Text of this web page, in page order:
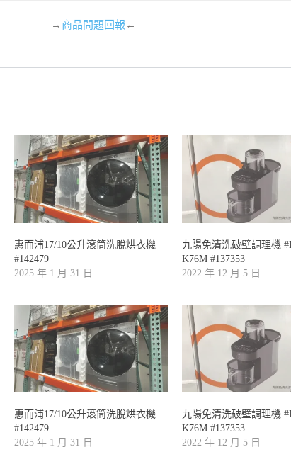
→ 商品問題回報 ←
惠而浦17/10公升滾筒洗脫烘衣機
#142479
2025 年 1 月 31 日
九陽免清洗破壁調理機
K76M #137353
2022 年 12 月 5 日
惠而浦17/10公升滾筒洗脫烘衣機
#142479
2025 年 1 月 31 日
九陽免清洗破壁調理機
K76M #137353
2022 年 12 月 5 日